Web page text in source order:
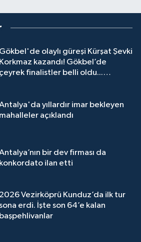
Gökbel'de olaylı güreşi Kürşat Şevki
Korkmaz kazandı! Gökbel’de
çeyrek finalistler belli oldu...
yıllardır imar bekleyen
mahalleler açıklandı
bir dev firması da
konkordato ilan etti
2026 Vezirköprü Kunduz’da ilk tur
erdi. İşte son 64’e kalan
başpehlivanlar